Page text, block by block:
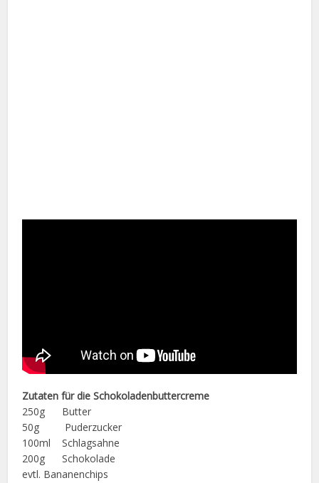
Zutaten für die Schokoladenbuttercreme
250g Butter
50g Puderzucker
100ml Schlagsahne
200g Schokolade
evtl. Bananenchips